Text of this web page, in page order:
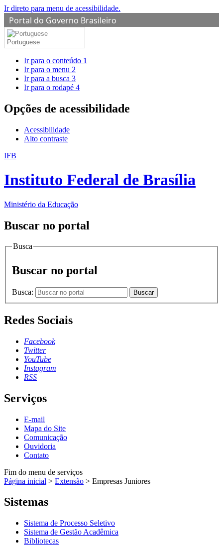
Ir direto para menu de acessibilidade.
Portal do Governo Brasileiro
Portuguese
Ir para o conteúdo 1
Ir para o menu 2
Ir para a busca 3
Ir para o rodapé 4
Opções de acessibilidade
Acessibilidade
Alto contraste
IFB
Instituto Federal de Brasília
Ministério da Educação
Buscar no portal
Busca
Buscar no portal
Busca: Buscar
Redes Sociais
Facebook
Twitter
YouTube
Instagram
RSS
Serviços
E-mail
Mapa do Site
Comunicação
Ouvidoria
Contato
Fim do menu de serviços
Página inicial > Extensão > Empresas Juniores
Sistemas
Sistema de Processo Seletivo
Sistema de Gestão Acadêmica
Bibliotecas